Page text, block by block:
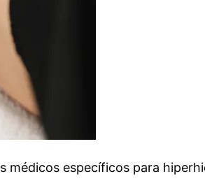
médicos específicos para